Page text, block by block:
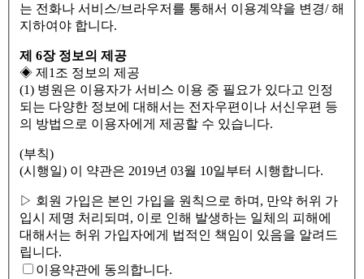
는 전화나 서비스/브라우저를 통해서 이용계약을 변경/ 해
지하여야 합니다.
제 6장 정보의 제공
◈ 제1조 정보의 제공
(1) 병원은 이용자가 서비스 이용 중 필요가 있다고 인정
되는 다양한 정보에 대해서는 전자우편이나 서신우편 등
의 방법으로 이용자에게 제공할 수 있습니다.
(부칙)
(시행일) 이 약관은 2019년 03월 10일부터 시행합니다.
▷ 회원 가입은 본인 가입을 원칙으로 하며, 만약 허위 가
입시 제명 처리되며, 이로 인해 발생하는 일체의 피해에
대해서는 허위 가입자에게 법적인 책임이 있음을 알려드
립니다.
이용약관에 동의합니다.